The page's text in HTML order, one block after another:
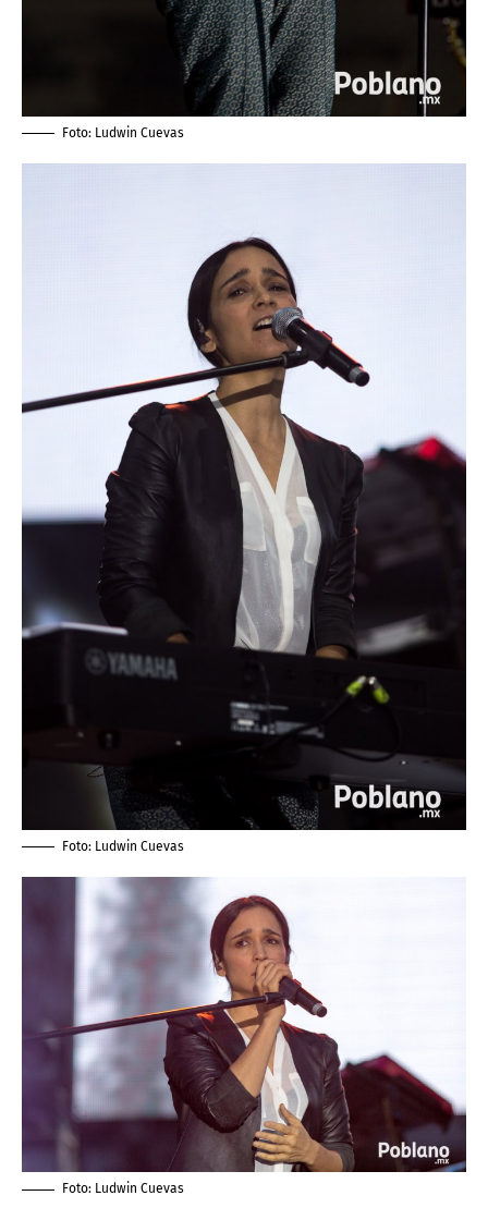
Foto: Ludwin Cuevas
Foto: Ludwin Cuevas
Foto: Ludwin Cuevas